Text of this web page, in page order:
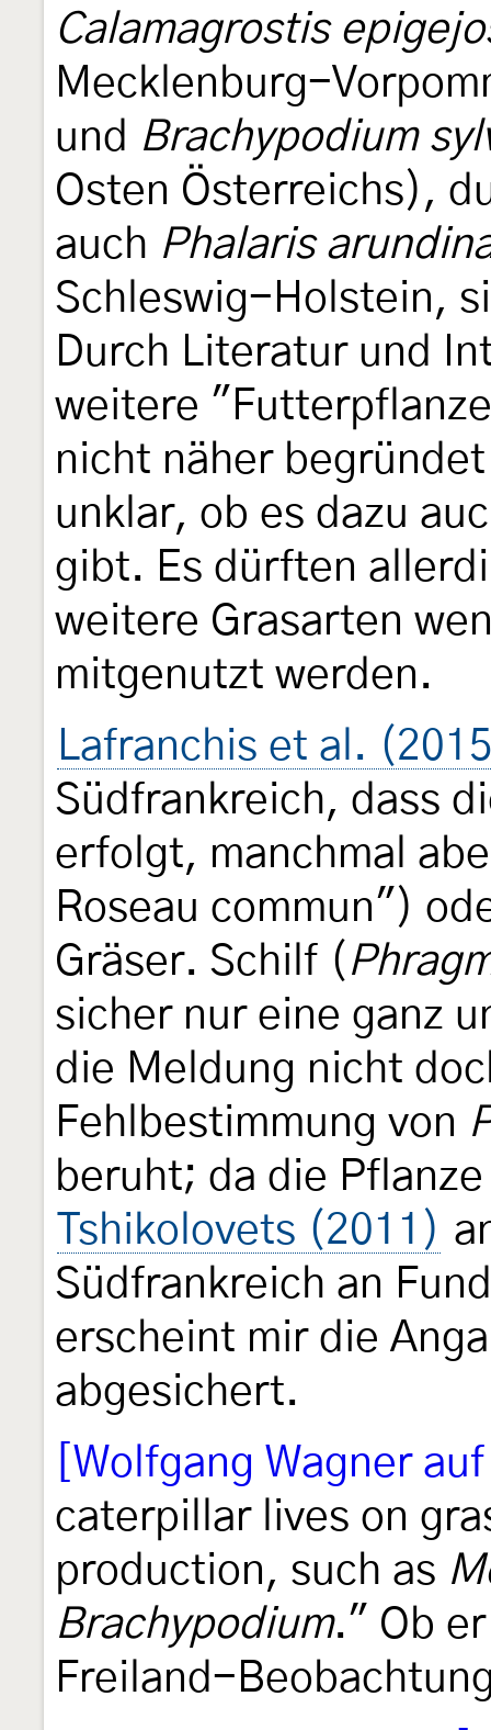
Calamagrostis
Mecklenburg-
und Brachypodium
Osten Österreichs),
auch Phalaris
Schleswig-Holstein,
Durch Literatur und
weitere
nicht näher
unklar, ob es dazu
gibt. Es dürften
weitere Grasarten
mitgenutzt werden.
Lafranchis et al.
Südfrankreich, dass
erfolgt, manchmal
Roseau commun")
Gräser. Schilf (
sicher nur eine ganz
die Meldung nicht
Fehlbestimmung von
beruht; da die
Tshikolovets (2011)
Südfrankreich an
erscheint mir die
abgesichert.
[Wolfgang Wagner
caterpillar lives on
production, such as
Brachypodium." Ob
Freiland-